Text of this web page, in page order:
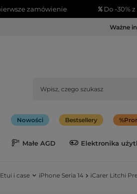
zamówienie Do -30% z
Ważne
Nowości Bestsellery
Małe AGD Elektronika
Etui i case iPhone Seria 14 iCarer Litchi